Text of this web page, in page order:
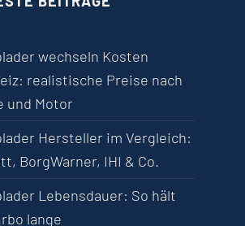
wechseln Kosten
realistische Preise nach
und Motor
Hersteller im Vergleich:
BorgWarner, IHI & Co.
Lebensdauer: So hält
lange